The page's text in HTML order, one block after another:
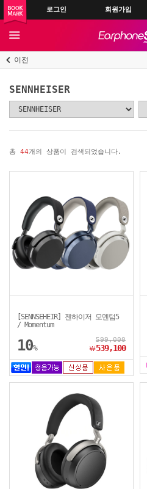
로그인 회원가입
이전
SENNHEISER
총 44개의 상품이 검색되었습니다.
[SENNSEHEIR] 젠하이저 모멘텀5
/ Momentum
10%
599,000
￦539,100